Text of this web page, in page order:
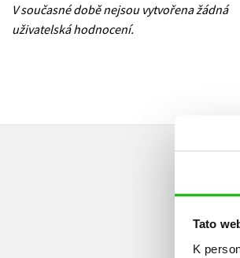
Tato
K
V současné době nejsou vytvořena žádná
uživatelská hodnocení.